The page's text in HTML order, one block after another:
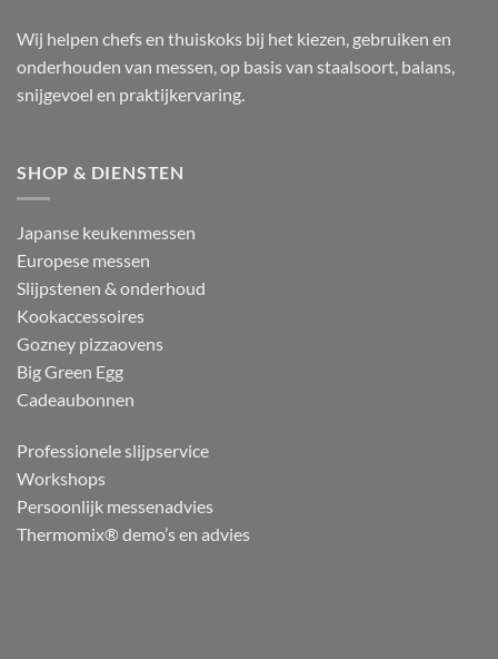
Wij helpen chefs en thuiskoks bij het kiezen, gebruiken en
onderhouden van messen, op basis van staalsoort, balans,
snijgevoel en praktijkervaring.
SHOP & DIENSTEN
Japanse keukenmessen
Europese messen
Slijpstenen & onderhoud
Kookaccessoires
Gozney pizzaovens
Big Green Egg
Cadeaubonnen
Professionele slijpservice
Workshops
Persoonlijk messenadvies
Thermomix® demo’s en advies